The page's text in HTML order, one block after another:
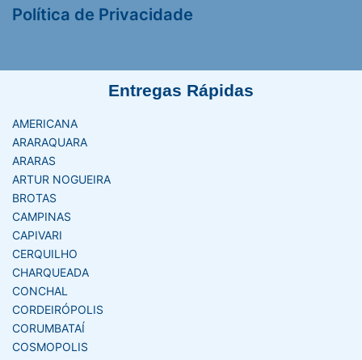
Política de Privacidade
Entregas Rápidas
AMERICANA
ARARAQUARA
ARARAS
ARTUR NOGUEIRA
BROTAS
CAMPINAS
CAPIVARI
CERQUILHO
CHARQUEADA
CONCHAL
CORDEIRÓPOLIS
CORUMBATAÍ
COSMOPOLIS